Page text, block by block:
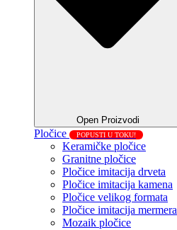
Open Proizvodi
Pločice POPUSTI U TOKU!
Keramičke pločice
Granitne pločice
Pločice imitacija drveta
Pločice imitacija kamena
Pločice velikog formata
Pločice imitacija mermera
Mozaik pločice